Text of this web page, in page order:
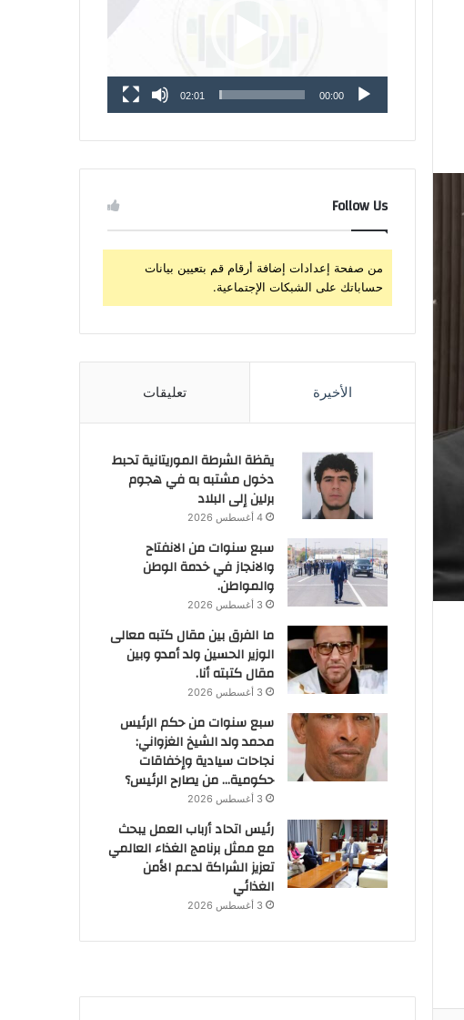
00:00
02:01
Follow Us
من صفحة إعدادات إضافة أرقام قم بتعيين بيانات
حساباتك على الشبكات الإجتماعية.
الأخيرة تعليقات
يقظة الشرطة الموريتانية تحبط
دخول مشتبه به في هجوم
برلين إلى البلاد
4 أغسطس 2026
سبع سنوات من الانفتاح
والانجاز في خدمة الوطن
والمواطن.
3 أغسطس 2026
ما الفرق بين مقال كتبه معالى
الوزير الحسين ولد أمدو وبين
مقال كتبته أنا.
3 أغسطس 2026
سبع سنوات من حكم الرئيس
محمد ولد الشيخ الغزواني:
نجاحات سيادية وإخفاقات
حكومية… من يصارح الرئيس؟
3 أغسطس 2026
رئيس اتحاد أرباب العمل يبحث
مع ممثل برنامج الغذاء العالمي
تعزيز الشراكة لدعم الأمن
الغذائي
3 أغسطس 2026